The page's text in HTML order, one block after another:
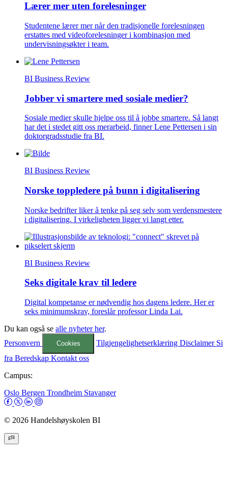
Lærer mer uten forelesninger
Studentene lærer mer når den tradisjonelle forelesningen
erstattes med videoforelesninger i kombinasjon med
undervisningsøkter i team.
BI Business Review
Jobber vi smartere med sosiale medier?
Sosiale medier skulle hjelpe oss til å jobbe smartere. Så langt
har det i stedet gitt oss merarbeid, finner Lene Pettersen i sin
doktorgradsstudie fra BI.
BI Business Review
Norske toppledere på bunn i digitalisering
Norske bedrifter liker å tenke på seg selv som verdensmestere
i digitalisering. I virkeligheten ligger vi langt etter.
BI Business Review
Seks digitale krav til ledere
Digital kompetanse er nødvendig hos dagens ledere. Her er
seks minimumskrav, foreslår professor Linda Lai.
Du kan også se alle nyheter her.
Personvern
Cookies TilgjengelighetserklæringDisclaimer Si
fra Beredskap Kontakt oss
Campus:
Oslo Bergen Trondheim Stavanger
© 2026 Handelshøyskolen BI